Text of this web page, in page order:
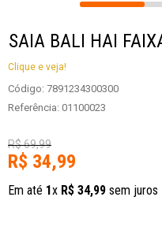
SAIA BALI HAI
Clique e veja!
Código: 7891234300300
Referência: 01100023
R$69,99
R$ 34,99
Em até 1x R$ 34,99 sem juros